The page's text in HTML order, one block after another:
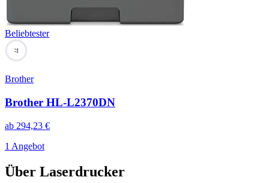
Beliebtester
77
Brother
Brother HL-L2370DN
ab 294,23 €
1 Angebot
Über Laserdrucker